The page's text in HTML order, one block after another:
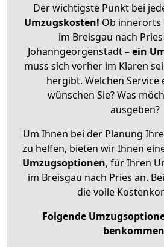
Der wichtigste Punkt bei
Umzugskosten! Ob innerorts
im Breisgau nach
Johanngeorgenstadt –ein
muss sich vorher im Klaren
hergibt. Welchen
wünschen Sie? Was
ausgeben?
Um Ihnen bei der Planung
zu helfen, bieten wir Ihnen
Umzugsoptionen, für Ihren
im Breisgau nach Pries an.
die volle
Folgende